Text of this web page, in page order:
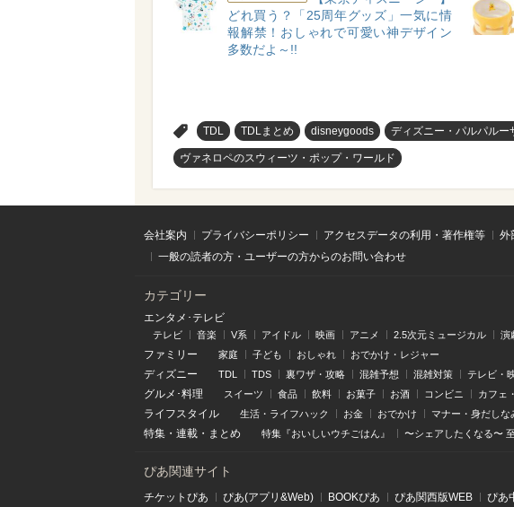
どれ買う？「25周年グッズ」一気に情
報解禁！おしゃれで可愛い神デザイン
多数だよ～!!
TDL TDLまとめ disneygoods ディズニー・パルパルー
ヴァネロペのスウィーツ・ポップ・ワールド
会社案内 プライバシーポリシー アクセスデータの利用・著作権等 外
一般の読者の方・ユーザーの方からのお問い合わせ
カテゴリー
エンタメ･テレビ
テレビ 音楽 V系 アイドル 映画 アニメ 2.5次元ミュージカル 演
ファミリー 家庭 子ども おしゃれ おでかけ・レジャー
ディズニー TDL TDS 裏ワザ・攻略 混雑予想 混雑対策 テレビ・
グルメ･料理 スイーツ 食品 飲料 お菓子 お酒 コンビニ カフェ
ライフスタイル 生活・ライフハック お金 おでかけ マナー・身だしな
特集 ・ 連載 ・ まとめ 特集『おいしいウチごはん』 〜シェアしたくなる〜
ぴあ関連サイト
チケットぴあ ぴあ(アプリ&Web) BOOKぴあ ぴあ関⻄版WEB ぴあ